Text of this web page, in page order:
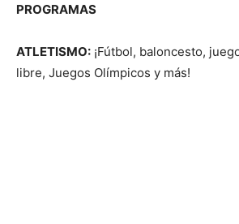
PROGRAMAS
ATLETISMO: ¡Fútbol, ​​baloncesto,
libre, Juegos Olímpicos y más!